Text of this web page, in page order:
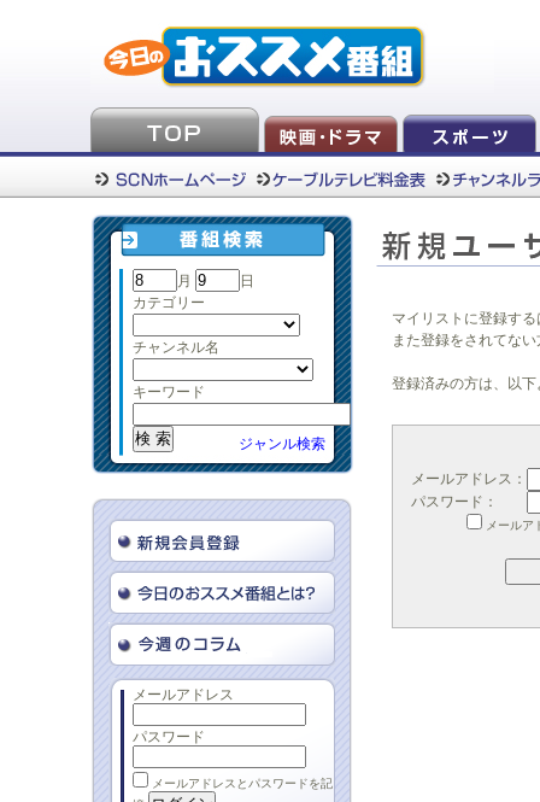
月
日
カテゴリー
チャンネル名
キーワード
ジャンル検索
メールアドレス
パスワード
メールアドレスとパスワードを記
マイリストに登録す
また登録をされてな
登録済みの方は、以
メールアドレス：
パスワード：
メールア